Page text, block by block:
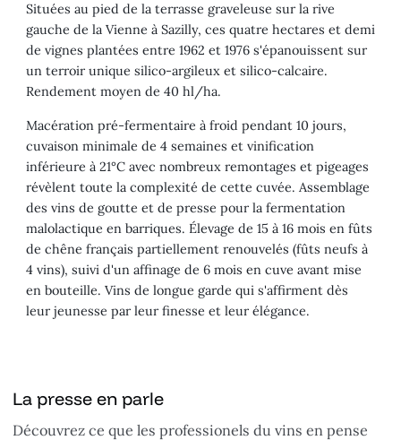
Situées au pied de la terrasse graveleuse sur la rive
gauche de la Vienne à Sazilly, ces quatre hectares et demi
de vignes plantées entre 1962 et 1976 s'épanouissent sur
un terroir unique silico-argileux et silico-calcaire.
Rendement moyen de 40 hl/ha.
Macération pré-fermentaire à froid pendant 10 jours,
cuvaison minimale de 4 semaines et vinification
inférieure à 21°C avec nombreux remontages et pigeages
révèlent toute la complexité de cette cuvée. Assemblage
des vins de goutte et de presse pour la fermentation
malolactique en barriques. Élevage de 15 à 16 mois en fûts
de chêne français partiellement renouvelés (fûts neufs à
4 vins), suivi d'un affinage de 6 mois en cuve avant mise
en bouteille. Vins de longue garde qui s'affirment dès
leur jeunesse par leur finesse et leur élégance.
La presse en parle
Découvrez ce que les professionels du vins en pense